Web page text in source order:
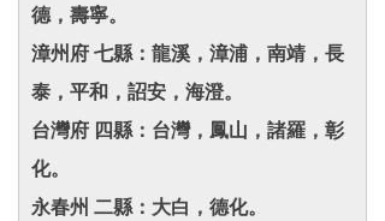
德，壽寧。
漳州府 七縣：龍溪，漳浦，南靖，長
泰，平和，詔安，海澄。
台灣府 四縣：台灣，鳳山，諸羅，彰
化。
永春州 二縣：大白，德化。